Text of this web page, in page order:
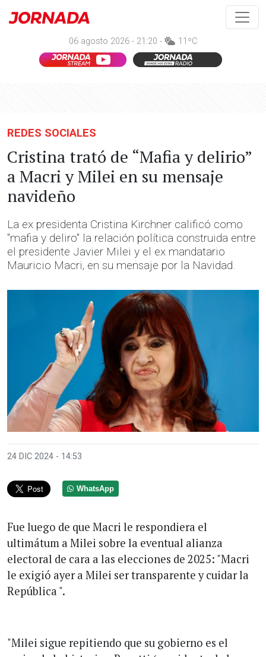
06 agosto 2026 - 21:20 - 11ºC
REDES SOCIALES
Cristina trató de “Mafia y delirio”
a Macri y Milei en su mensaje
navideño
La ex presidenta Cristina Kirchner calificó como
"mafia y deliro" la relación política construida entre
el presidente Javier Milei y el ex mandatario
Mauricio Macri, en su mensaje por la Navidad.
24 DIC 2024 - 14:53
WhatsApp
Fue luego de que Macri le respondiera el
ultimátum a Milei sobre la eventual alianza
electoral de cara a las elecciones de 2025: "Macri
le exigió ayer a Milei ser transparente y cuidar la
República ".
"Milei sigue repitiendo que su gobierno es el